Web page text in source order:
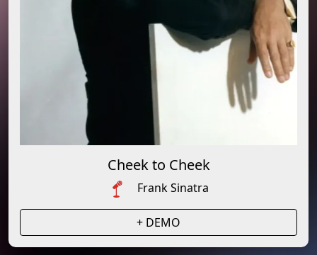
Cheek to Cheek
Frank Sinatra
+ DEMO